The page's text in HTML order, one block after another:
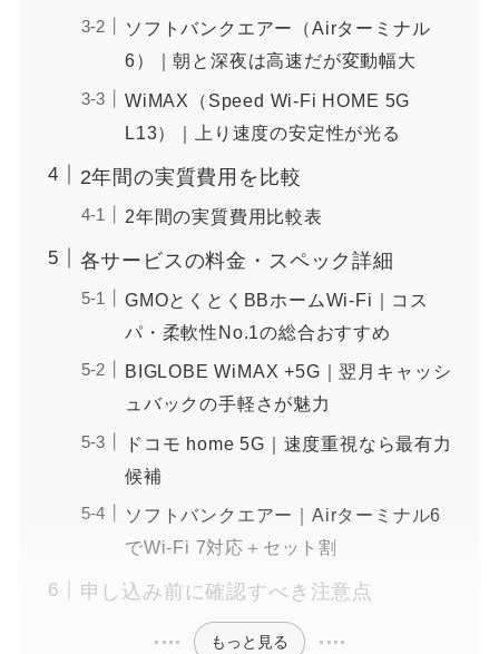
ソフトバンクエアー（Airターミナル
6）｜朝と深夜は高速だが変動幅大
WiMAX（Speed Wi-Fi HOME 5G
L13）｜上り速度の安定性が光る
2年間の実質費用を比較
2年間の実質費用比較表
各サービスの料金・スペック詳細
GMOとくとくBBホームWi-Fi｜コス
パ・柔軟性No.1の総合おすすめ
BIGLOBE WiMAX +5G｜翌月キャッシ
ュバックの手軽さが魅力
ドコモ home 5G｜速度重視なら最有力
候補
ソフトバンクエアー｜Airターミナル6
でWi-Fi 7対応＋セット割
申し込み前に確認すべき注意点
もっと見る